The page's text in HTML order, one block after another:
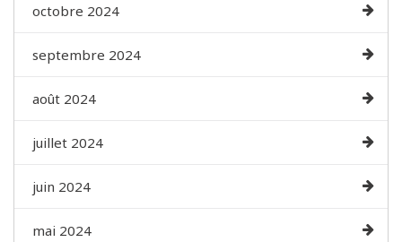
octobre 2024
septembre 2024
août 2024
juillet 2024
juin 2024
mai 2024